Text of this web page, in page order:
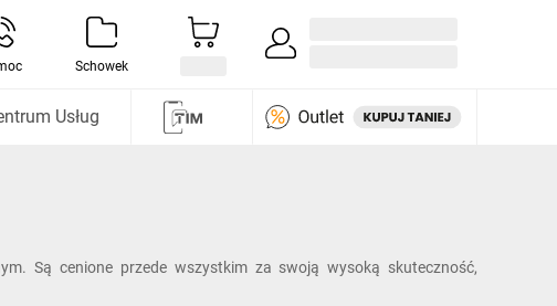
Schowek
Usług
Są cenione przede wszystkim za swoją wysoką skuteczność,